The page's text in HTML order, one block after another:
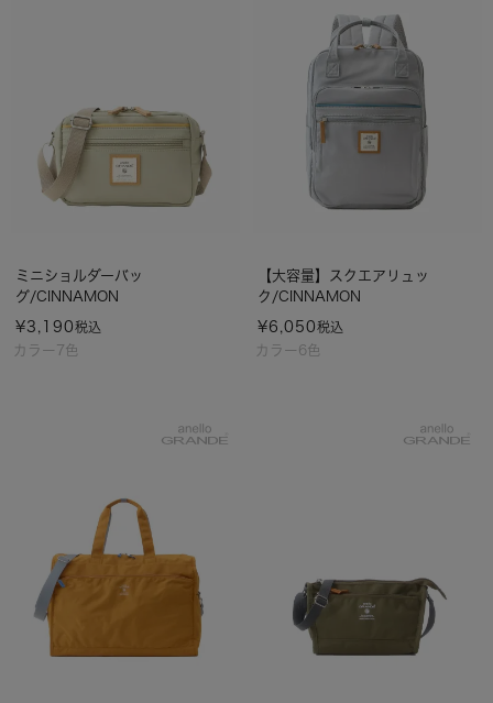
カラー7色
ミニショルダーバッ
グ/CINNAMON
¥3,190税込
カラー6色
【大容量】スクエアリュッ
ク/CINNAMON
¥6,050税込